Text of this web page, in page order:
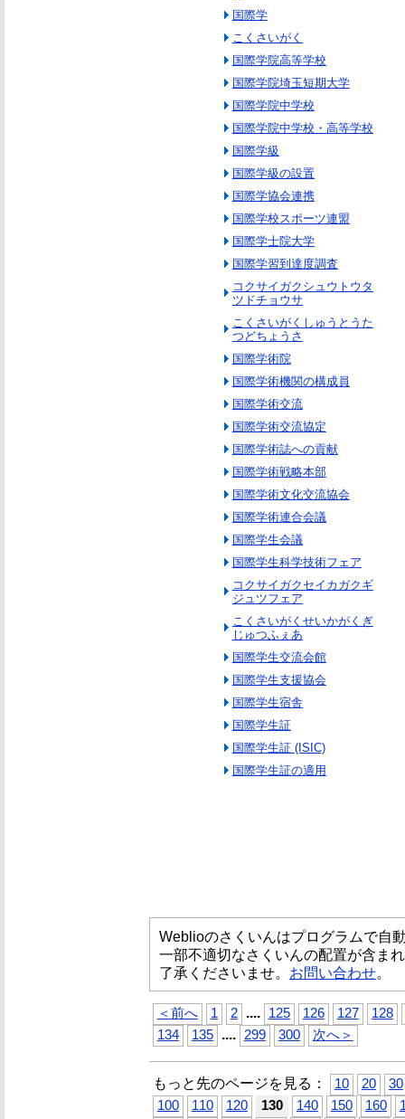
国際学
こくさいがく
国際学院高等学校
国際学院埼玉短期大学
国際学院中学校
国際学院中学校・高等学校
国際学級
国際学級の設置
国際学協会連携
国際学校スポーツ連盟
国際学士院大学
国際学習到達度調査
コクサイガクシュウトウタ
ツドチョウサ
こくさいがくしゅうとうた
つどちょうさ
国際学術院
国際学術機関の構成員
国際学術交流
国際学術交流協定
国際学術誌への貢献
国際学術戦略本部
国際学術文化交流協会
国際学術連合会議
国際学生会議
国際学生科学技術フェア
コクサイガクセイカガクギ
ジュツフェア
こくさいがくせいかがくぎ
じゅつふぇあ
国際学生交流会館
国際学生支援協会
国際学生宿舎
国際学生証
国際学生証 (ISIC)
国際学生証の適用
Weblioのさくいんはプログラムで自
一部不適切なさくいんの配置が含ま
了承くださいませ。 お問い合わせ。
＜前へ 1 2 .... 125 126 127
128
134
135 .... 299 300 次へ＞
もっと先のページを見る： 10 20
30
100
110 120 130 140 150 160